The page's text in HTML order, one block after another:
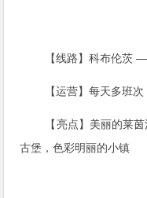
【线路】科布伦茨
【运营】每天多班
【亮点】美丽的莱
古堡，色彩明丽的小镇